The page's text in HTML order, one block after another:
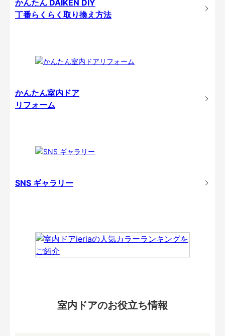
かんたん DAIKEN DIY
丁番らくらく取り換え方法
かんたん室内ドア
リフォーム
SNS ギャラリー
室内ドアのお役立ち情報